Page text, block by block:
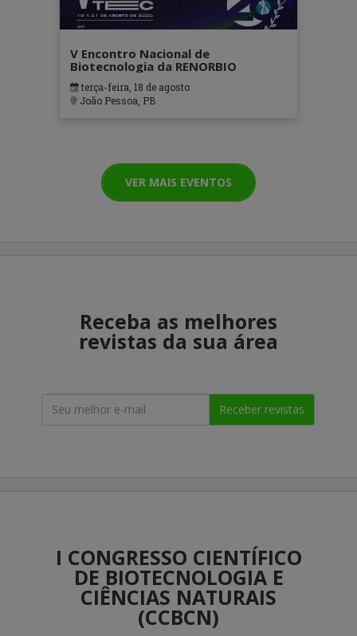
V Encontro Nacional de
Biotecnologia da RENORBIO
terça-feira, 18 de agosto
João Pessoa, PB
VER MAIS EVENTOS
Receba as melhores
revistas da sua área
Receber revistas
I CONGRESSO CIENTÍFICO
DE BIOTECNOLOGIA E
CIÊNCIAS NATURAIS
(CCBCN)